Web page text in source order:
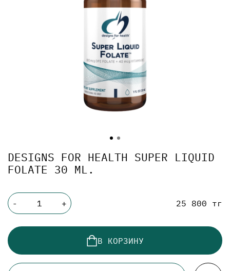
DESIGNS FOR HEALTH SUPER LIQUID
FOLATE 30 ML.
- + 25 800 тг
В КОРЗИНУ